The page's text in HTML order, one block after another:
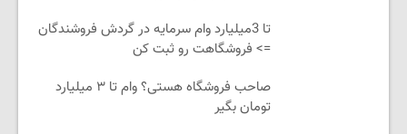
تا 3میلیارد وام سرمایه در گردش فروشندگان
=> فروشگاهت رو ثبت کن
صاحب فروشگاه هستی؟ وام تا ۳ میلیارد
تومان بگیر